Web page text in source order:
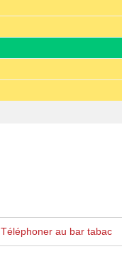
Téléphoner au bar tabac